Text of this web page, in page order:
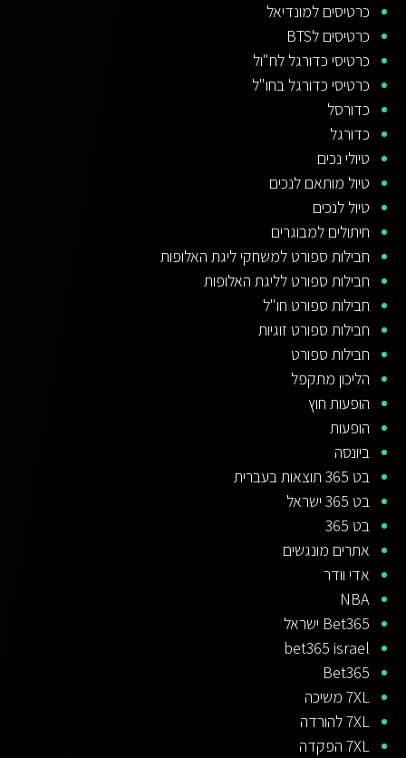
כרטיסים למונדיאל
כרטיסים לBTS
כרטיסי כדורגל לח"ול
כרטיסי כדורגל בחו"ל
כדורסל
כדורגל
טיולי נכים
טיול מותאם לנכים
טיול לנכים
חיתולים למבוגרים
חבילות ספורט למשחקי ליגת האלופות
חבילות ספורט לליגת האלופות
חבילות ספורט חו"ל
חבילות ספורט זוגיות
חבילות ספורט
הליכון מתקפל
הופעות חוץ
הופעות
ביונסה
בט 365 תוצאות בעברית
בט 365 ישראל
בט 365
אתרים מונגשים
אדי וודר
NBA
Bet365 ישראל
bet365 israel
Bet365
7XL משיכה
7XL להורדה
7XL הפקדה